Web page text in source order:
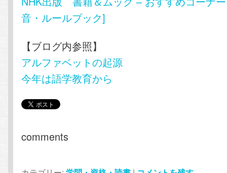
音・ルールブック]
【ブログ内参照】
アルファベットの起源
今年は語学教育から
comments